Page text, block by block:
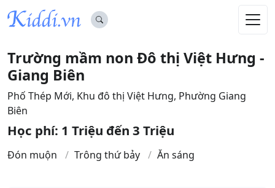
Trường mầm non Đô thị Việt Hưng -
Giang Biên
Phố Thép Mới, Khu đô thị Việt Hưng, Phường Giang
Biên
Học phí: 1 Triệu đến 3 Triệu
Đón muộn Trông thứ bảy Ăn sáng